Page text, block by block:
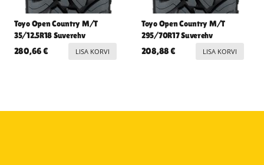
Toyo Open Country M/T
35/12.5R18 Suverehv
280,66€ LISA KORVI
Toyo Open Country M/T
295/70R17 Suverehv
208,88€ LISA KORVI